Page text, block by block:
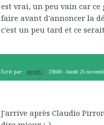
est vrai, un peu vain car
faire avant d'annoncer la
c'est un peu tard et ce
Écrit par : serge92 23h00 -lundi 25
J'arrive après Claudio